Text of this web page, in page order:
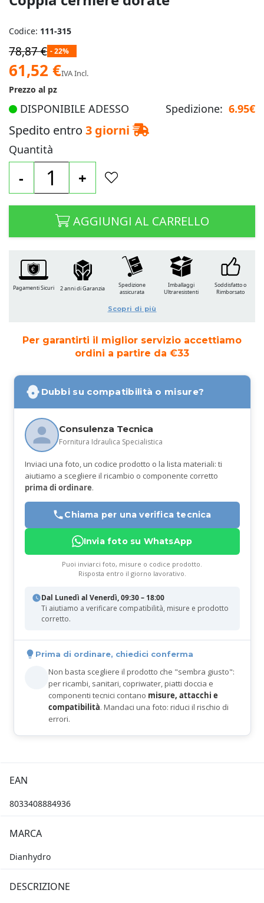
Codice: 111-315
78,87 € - 22%
Prezzo
speciale
61,52 €IVA Incl.
Prezzo al pz
DISPONIBILE ADESSO Spedizione: 6.95€
Spedito entro 3 giorni
Quantità
- +
AGGIUNGI AL CARRELLO
Per garantirti il miglior servizio accettiamo
ordini a partire da €33
Dubbi su compatibilità o misure?
Consulenza Tecnica
Fornitura Idraulica Specialistica
Inviaci una foto, un codice prodotto o la lista materiali: ti
aiutiamo a scegliere il ricambio o componente corretto
prima di ordinare.
Chiama per una verifica tecnica
Invia foto su WhatsApp
Puoi inviarci foto, misure o codice prodotto.
Risposta entro il giorno lavorativo.
Dal Lunedì al Venerdì, 09:30 – 18:00
Ti aiutiamo a verificare compatibilità, misure e prodotto
corretto.
Prima di ordinare, chiedici conferma
Non basta scegliere il prodotto che "sembra giusto":
per ricambi, sanitari, copriwater, piatti doccia e
componenti tecnici contano misure, attacchi e
compatibilità. Mandaci una foto: riduci il rischio di
errori.
Pagamenti Sicuri 2 anni di Garanzia
Spedizione
assicurata
Imballaggi
Ultraresistenti
Soddisfatto o
Rimborsato
Scopri di più
EAN
8033408884936
MARCA
Dianhydro
DESCRIZIONE